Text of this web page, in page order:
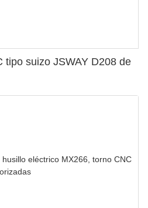
tipo suizo JSWAY D208 de